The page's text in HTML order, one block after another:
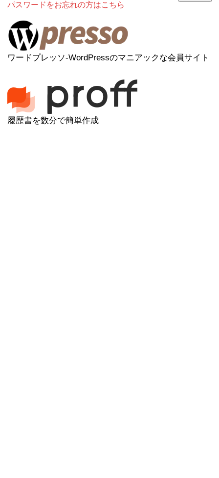
パスワードをお忘れの方はこちら
ワードプレッソ-WordPressのマニアックな会員サイト
履歴書を数分で簡単作成